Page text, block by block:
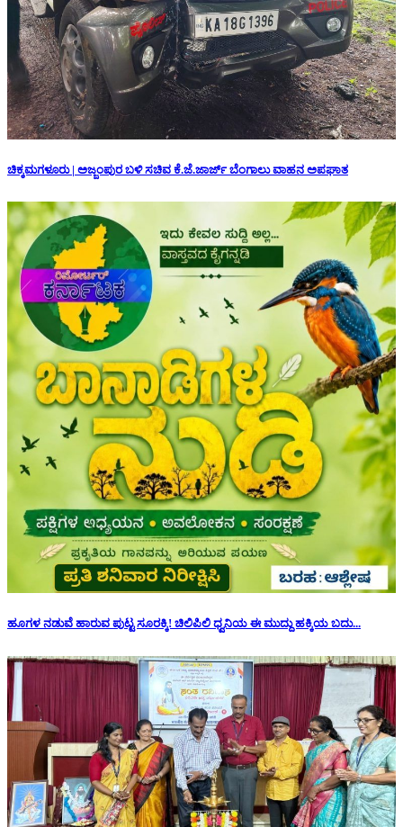
ಚಿಕ್ಕಮಗಳೂರು | ಅಜ್ಜಂಪುರ ಬಳಿ ಸಚಿವ ಕೆ.ಜೆ.ಜಾರ್ಜ್ ಬೆಂಗಾಲು ವಾಹನ ಅಪಘಾತ
ಹೂಗಳ ನಡುವೆ ಹಾರುವ ಪುಟ್ಟ ಸೂರಕ್ಕಿ! ಚಿಲಿಪಿಲಿ ಧ್ವನಿಯ ಈ ಮುದ್ದು ಹಕ್ಕಿಯ ಬದು...